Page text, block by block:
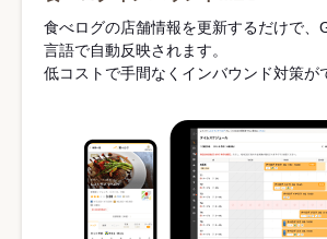
食べログの店舗情報を更新するだけで、
言語で自動反映されます。
低コストで手間なくインバウンド対策が